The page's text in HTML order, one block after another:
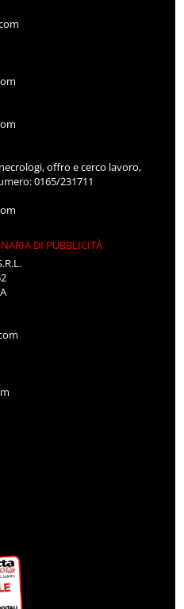
offro e cerco lavoro,
0165/231711
DI PUBBLICITÀ